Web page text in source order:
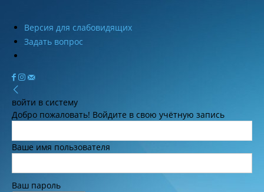
Версия для слабовидящих
Задать вопрос
войти в систему
Добро пожаловать! Войдите в свою учётную запись
Ваше имя пользователя
Ваш пароль